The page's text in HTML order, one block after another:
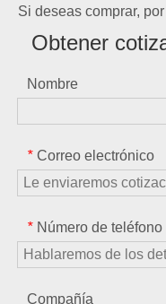
Si deseas comprar,
Obtener
Nombre
* Correo electrónico
* Número de teléfono
Compañía